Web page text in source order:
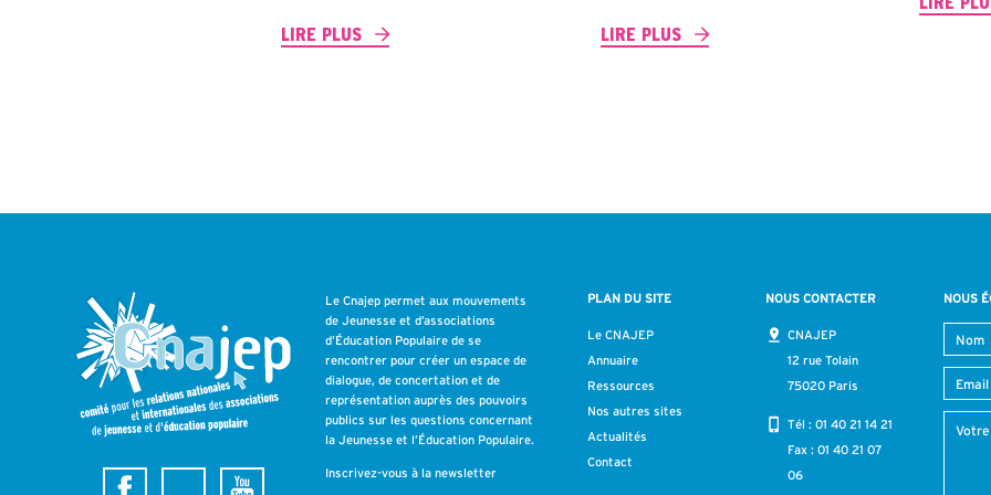
LIRE PLUS LIRE PLUS
Le Cnajep permet aux mouvements
de Jeunesse et d’associations
d’Éducation Populaire de se
rencontrer pour créer un espace de
dialogue, de concertation et de
représentation auprès des pouvoirs
publics sur les questions concernant
la Jeunesse et l’Éducation Populaire.
Inscrivez-vous à la newsletter
PLAN DU SITE
Le CNAJEP
Annuaire
Ressources
Nos autres sites
Actualités
Contact
NOUS CONTACTER
CNAJEP
12 rue Tolain
75020 Paris
Tél : 01 40 21 14 21
Fax : 01 40 21 07
06
NOUS